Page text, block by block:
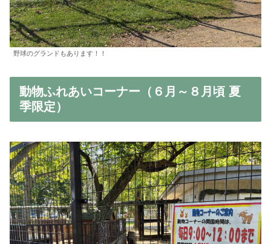
野球のグランドもあります！！
動物ふれあいコーナー（６月～８月頃 夏
季限定）